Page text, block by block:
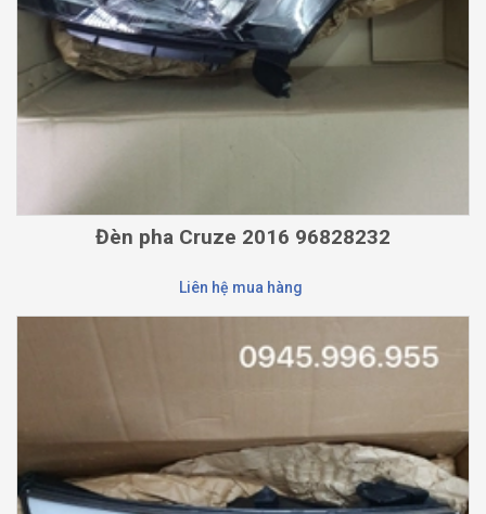
Đèn pha Cruze 2016 96828232
Liên hệ mua hàng